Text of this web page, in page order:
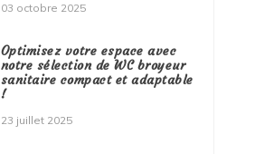
03 octobre 2025
Optimisez votre espace avec
notre sélection de WC broyeur
sanitaire compact et adaptable
!
23 juillet 2025